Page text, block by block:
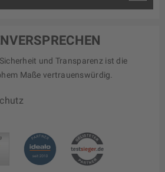
und Transparenz ist die
Maße vertrauenswürdig.